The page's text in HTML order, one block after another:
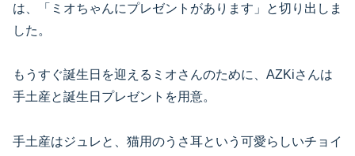
は、「ミオちゃんにプレゼントがあります」と切り出しま
した。
もうすぐ誕生日を迎えるミオさんのために、AZKiさんは
手土産と誕生日プレゼントを用意。
手土産はジュレと、猫用のうさ耳という可愛らしいチョイ